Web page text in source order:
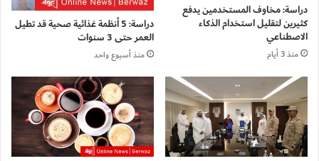
دراسة: مخاوف المستخدمين يدفع
كثيرين لتقليل استخدام الذكاء
الاصطناعي
منذ 3 أيام
دراسة: 5 أنظمة غذائية صحية قد تطيل
العمر حتى 3 سنوات
منذ أسبوع واحد